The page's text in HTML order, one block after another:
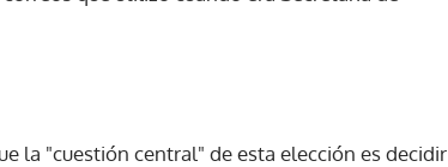
la "cuestión central" de esta elección es decidir